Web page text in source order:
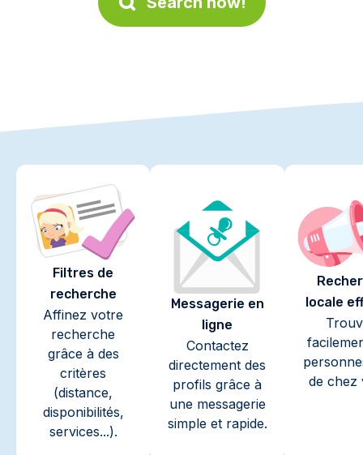
Filtres de
recherche
Affinez votre
recherche
grâce à des
critères
(distance,
disponibilités,
services...).
Messagerie en
ligne
Contactez
directement des
profils grâce à
une messagerie
simple et rapide.
locale
de chez